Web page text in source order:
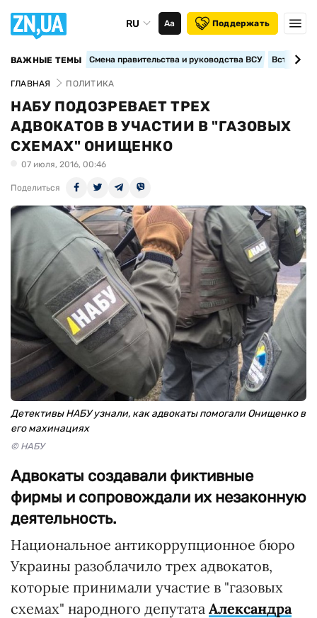
RU Аа Поддержать
ВАЖНЫЕ ТЕМЫ Смена правительства и руководства ВСУ
ГЛАВНАЯ ПОЛИТИКА
НАБУ ПОДОЗРЕВАЕТ ТРЕХ
АДВОКАТОВ В УЧАСТИИ В "ГАЗОВЫХ
СХЕМАХ" ОНИЩЕНКО
07 июля, 2016, 00:46
Поделиться
Детективы НАБУ узнали, как адвокаты помогали Онищенко в
его махинациях
© НАБУ
Адвокаты создавали фиктивные
фирмы и сопровождали их незаконную
деятельность.
Национальное антикоррупционное бюро
Украины разоблачило трех адвокатов,
которые принимали участие в "газовых
схемах" народного депутата Александра